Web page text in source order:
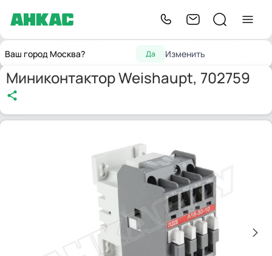
Ваш город Москва? Да Изменить
Главнаягорелок
ЭлектрокомпонентыWeishaupt, 702759
Миниконтактор Weishaupt, 702759